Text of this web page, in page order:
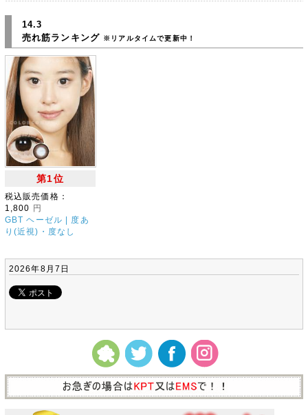
14.3
売れ筋ランキング ※リアルタイムで更新中！
第1位
税込販売価格：
1,800
円
GBT ヘーゼル | 度あ
り(近視)・度なし
2026年8月7日